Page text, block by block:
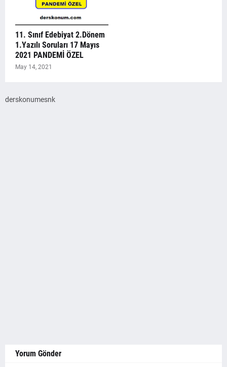
11. Sınıf Edebiyat 2.Dönem
1.Yazılı Soruları 17 Mayıs
2021 PANDEMİ ÖZEL
May 14, 2021
derskonumesnk
Yorum Gönder